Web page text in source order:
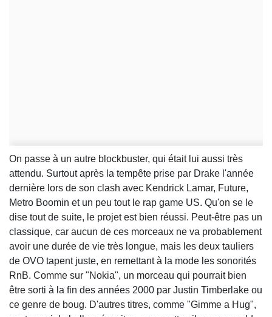
On passe à un autre blockbuster, qui était lui aussi très
attendu. Surtout après la tempête prise par Drake l'année
dernière lors de son clash avec Kendrick Lamar, Future,
Metro Boomin et un peu tout le rap game US. Qu'on se le
dise tout de suite, le projet est bien réussi. Peut-être pas un
classique, car aucun de ces morceaux ne va probablement
avoir une durée de vie très longue, mais les deux tauliers
de OVO tapent juste, en remettant à la mode les sonorités
RnB. Comme sur "Nokia", un morceau qui pourrait bien
être sorti à la fin des années 2000 par Justin Timberlake ou
ce genre de boug. D'autres titres, comme "Gimme a Hug",